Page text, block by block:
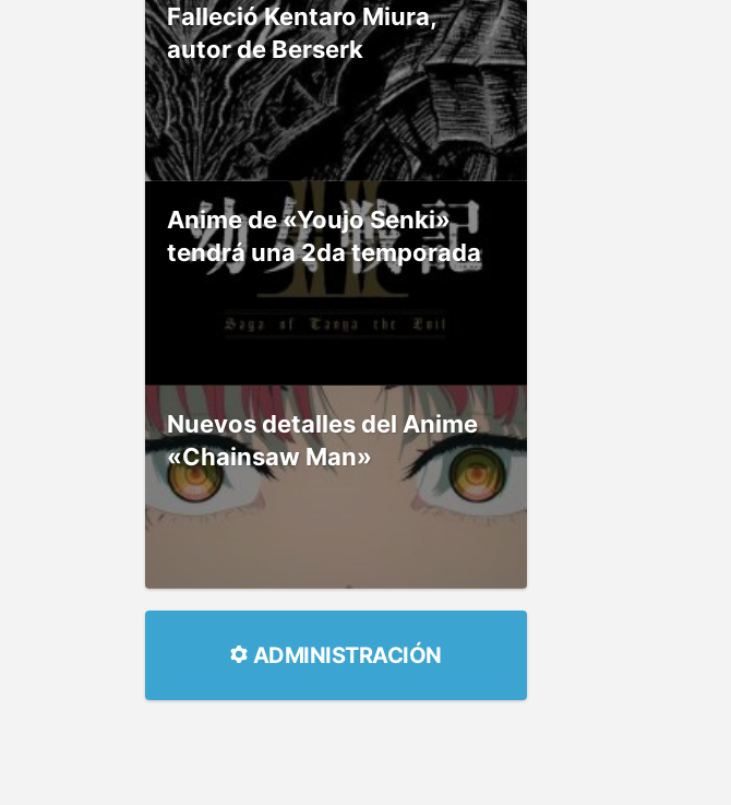
Falleció Kentaro Miura,
autor de Berserk
Anime de «Youjo Senki»
tendrá una 2da temporada
Nuevos detalles del Anime
«Chainsaw Man»
ADMINISTRACIÓN